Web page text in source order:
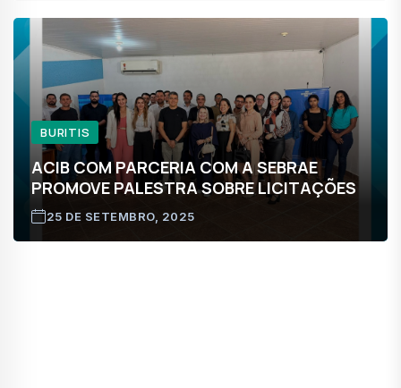
BURITIS
ACIB COM PARCERIA COM A SEBRAE
PROMOVE PALESTRA SOBRE LICITAÇÕES
25 DE SETEMBRO, 2025